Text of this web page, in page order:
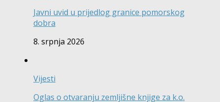
Javni uvid u prijedlog granice pomorskog
dobra
8. srpnja 2026
Vijesti
Oglas o otvaranju zemljišne knjige za k.o.